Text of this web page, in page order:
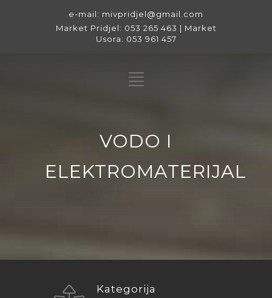
e-mail: mivpridjel@gmail.com
Market Pridjel: 053 265 463 | Market
Usora: 053 961 457
VODO I
ELEKTROMATERIJAL
Kategorija